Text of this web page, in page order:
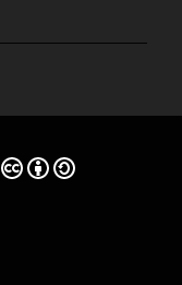
Con licencia Creative
(Enlace externo)